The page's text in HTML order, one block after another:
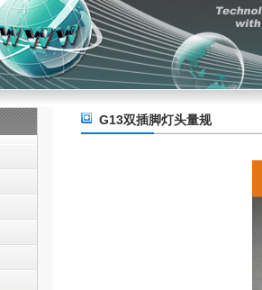
G13双插脚灯头量规